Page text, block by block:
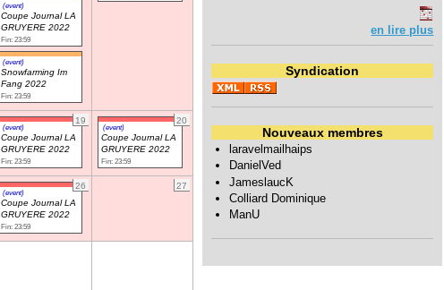
(event)
Coupe Journal LA
GRUYERE 2022
Fin: 23:59
(event)
Snowfarming Im
Fang 2022
Fin: 23:59
19
(event)
Coupe Journal LA
GRUYERE 2022
Fin: 23:59
20
(event)
Coupe Journal LA
GRUYERE 2022
Fin: 23:59
26
(event)
Coupe Journal LA
GRUYERE 2022
Fin: 23:59
27
en lire plus
Syndication
Nouveaux membres
laravelmailhaips
DanielVed
JameslaucK
Colliard Dominique
ManU